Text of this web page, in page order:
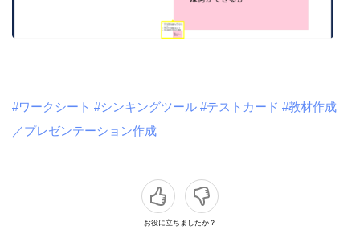
#ワークシート #シンキングツール #テストカード #教材作成
／プレゼンテーション作成
お役に立ちましたか？